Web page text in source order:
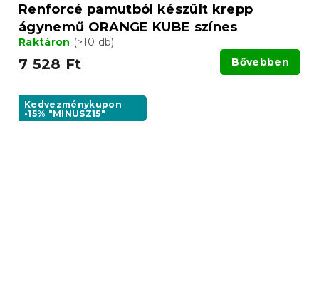
Renforcé pamutból készült krepp
ágynemű ORANGE KUBE színes
Raktáron (>10 db)
7 528 Ft Bővebben
Kedvezménykupon
-15% "MINUSZ15"